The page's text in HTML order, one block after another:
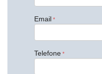
Estar Íntimo
Sacada / Varanda
Sacada com Churrasqueira
Email
Telefone